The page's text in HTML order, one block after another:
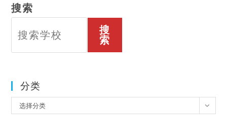
搜索
搜
索
分类
类
选择分类